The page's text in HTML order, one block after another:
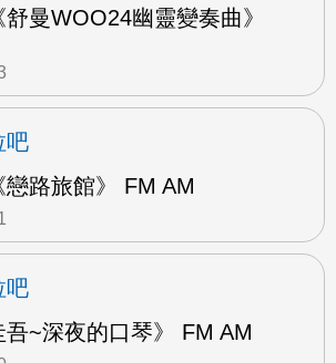
曼WOO24幽靈變奏曲》
吧
戀路旅館》 FM AM
吧
吾~深夜的口琴》 FM AM